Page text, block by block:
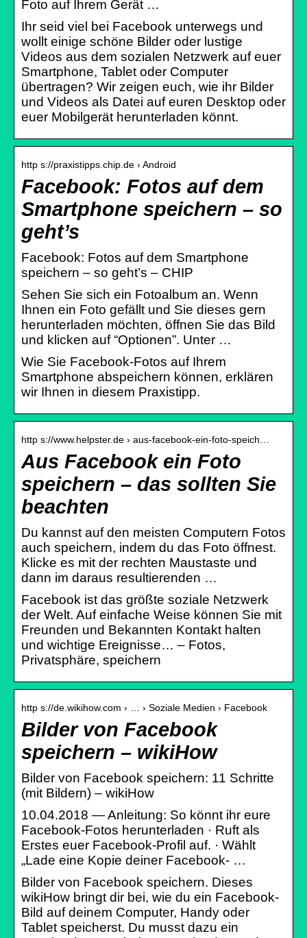
Foto auf Ihrem Gerät …
Ihr seid viel bei Facebook unterwegs und
wollt einige schöne Bilder oder lustige
Videos aus dem sozialen Netzwerk auf euer
Smartphone, Tablet oder Computer
übertragen? Wir zeigen euch, wie ihr Bilder
und Videos als Datei auf euren Desktop oder
euer Mobilgerät herunterladen könnt.
http s://praxistipps.chip.de › Android
Facebook: Fotos auf dem
Smartphone speichern – so
geht’s
Facebook: Fotos auf dem Smartphone
speichern – so geht’s – CHIP
Sehen Sie sich ein Fotoalbum an. Wenn
Ihnen ein Foto gefällt und Sie dieses gern
herunterladen möchten, öffnen Sie das Bild
und klicken auf “Optionen”. Unter …
Wie Sie Facebook-Fotos auf Ihrem
Smartphone abspeichern können, erklären
wir Ihnen in diesem Praxistipp.
http s://www.helpster.de › aus-facebook-ein-foto-speich…
Aus Facebook ein Foto
speichern – das sollten Sie
beachten
Du kannst auf den meisten Computern Fotos
auch speichern, indem du das Foto öffnest.
Klicke es mit der rechten Maustaste und
dann im daraus resultierenden …
Facebook ist das größte soziale Netzwerk
der Welt. Auf einfache Weise können Sie mit
Freunden und Bekannten Kontakt halten
und wichtige Ereignisse… – Fotos,
Privatsphäre, speichern
http s://de.wikihow.com › … › Soziale Medien › Facebook
Bilder von Facebook
speichern – wikiHow
Bilder von Facebook speichern: 11 Schritte
(mit Bildern) – wikiHow
10.04.2018 — Anleitung: So könnt ihr eure
Facebook-Fotos herunterladen · Ruft als
Erstes euer Facebook-Profil auf. · Wählt
„Lade eine Kopie deiner Facebook- …
Bilder von Facebook speichern. Dieses
wikiHow bringt dir bei, wie du ein Facebook-
Bild auf deinem Computer, Handy oder
Tablet speicherst. Du musst dazu ein